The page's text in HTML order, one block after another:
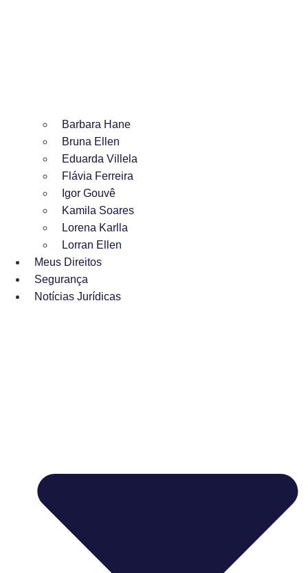
Barbara Hane
Bruna Ellen
Eduarda Villela
Flávia Ferreira
Igor Gouvê
Kamila Soares
Lorena Karlla
Lorran Ellen
Meus Direitos
Segurança
Notícias Jurídicas